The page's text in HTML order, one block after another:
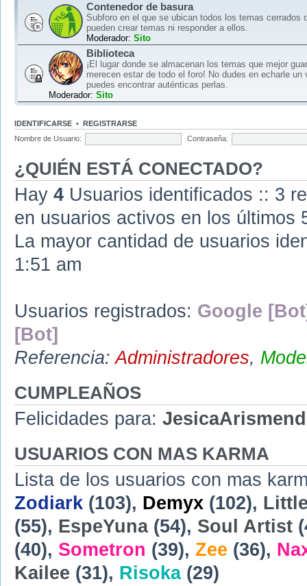
Contenedor de basura
Subforo en el que se ubican todos los temas cerrados
pueden crear temas ni responder a ellos.
Moderador: Sito
Biblioteca
¡El lugar donde se almacenan los temas que mejor
merecen estar de todo el foro! No dudes en echarle un
puedes encontrar auténticas perlas.
Moderador: Sito
IDENTIFICARSE • REGISTRARSE
Nombre de Usuario:
Contraseña:
¿QUIÉN ESTÁ CONECTADO?
Hay 4 Usuarios identificados :: 3
en usuarios activos en los últimos
La mayor cantidad de usuarios
1:51 am
Usuarios registrados: Google
[Bot]
Referencia:Administradores,
CUMPLEAÑOS
Felicidades para:
USUARIOS CON MAS KARMA
Lista de los usuarios con mas
Zodiark (103), Demyx (102),
(55), EspeYuna(54), Soul Artist
(40), Sometron (39), Zee (36),
Kailee (31), Risoka(29)